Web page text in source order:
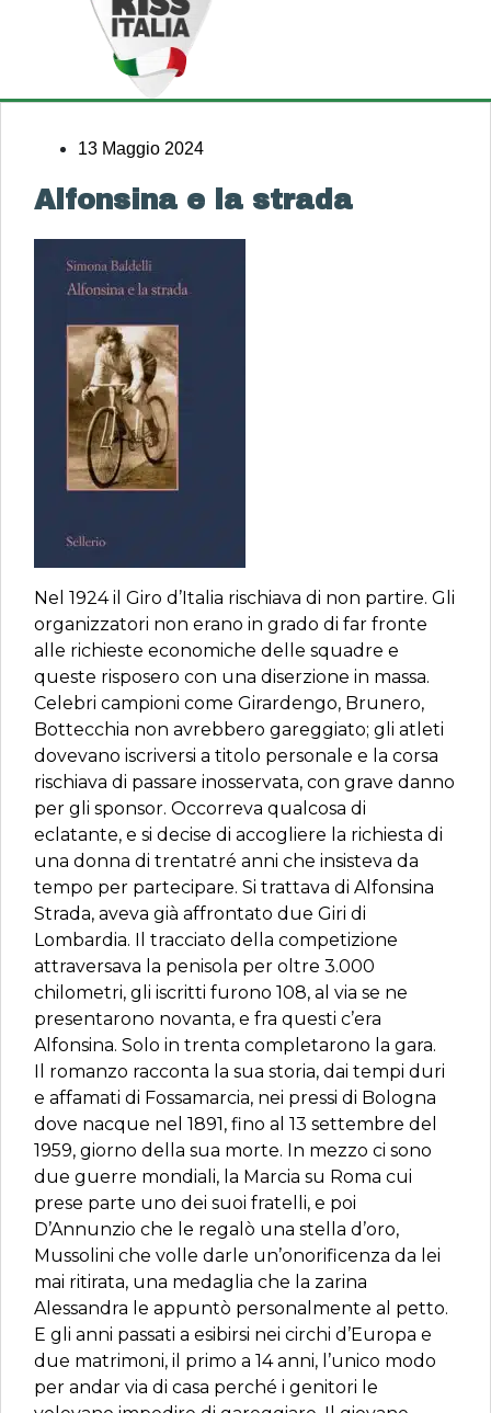
13 Maggio 2024
Alfonsina e la strada
Nel 1924 il Giro d’Italia rischiava di non partire. Gli
organizzatori non erano in grado di far fronte
alle richieste economiche delle squadre e
queste risposero con una diserzione in massa.
Celebri campioni come Girardengo, Brunero,
Bottecchia non avrebbero gareggiato; gli atleti
dovevano iscriversi a titolo personale e la corsa
rischiava di passare inosservata, con grave danno
per gli sponsor. Occorreva qualcosa di
eclatante, e si decise di accogliere la richiesta di
una donna di trentatré anni che insisteva da
tempo per partecipare. Si trattava di Alfonsina
Strada, aveva già affrontato due Giri di
Lombardia. Il tracciato della competizione
attraversava la penisola per oltre 3.000
chilometri, gli iscritti furono 108, al via se ne
presentarono novanta, e fra questi c’era
Alfonsina. Solo in trenta completarono la gara.
Il romanzo racconta la sua storia, dai tempi duri
e affamati di Fossamarcia, nei pressi di Bologna
dove nacque nel 1891, fino al 13 settembre del
1959, giorno della sua morte. In mezzo ci sono
due guerre mondiali, la Marcia su Roma cui
prese parte uno dei suoi fratelli, e poi
D’Annunzio che le regalò una stella d’oro,
Mussolini che volle darle un’onorificenza da lei
mai ritirata, una medaglia che la zarina
Alessandra le appuntò personalmente al petto.
E gli anni passati a esibirsi nei circhi d’Europa e
due matrimoni, il primo a 14 anni, l’unico modo
per andar via di casa perché i genitori le